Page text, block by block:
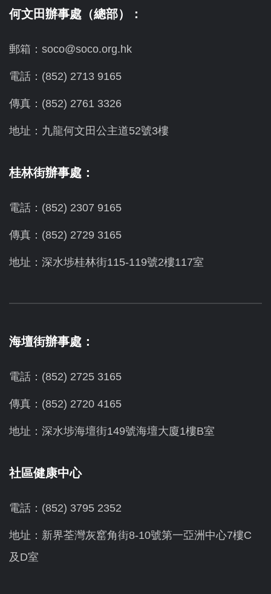
何文田辦事處（總部）：
郵箱：soco@soco.org.hk
電話：(852) 2713 9165
傳真：(852) 2761 3326
地址：九龍何文田公主道52號3樓
桂林街辦事處：
電話：(852) 2307 9165
傳真：(852) 2729 3165
地址：深水埗桂林街115-119號2樓117室
海壇街辦事處：
電話：(852) 2725 3165
傳真：(852) 2720 4165
地址：深水埗海壇街149號海壇大廈1樓B室
社區健康中心
電話：(852) 3795 2352
地址：新界荃灣灰窰角街8-10號第一亞洲中心7樓C
及D室